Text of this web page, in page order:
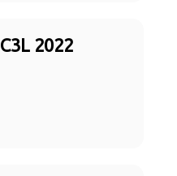
C3L 2022